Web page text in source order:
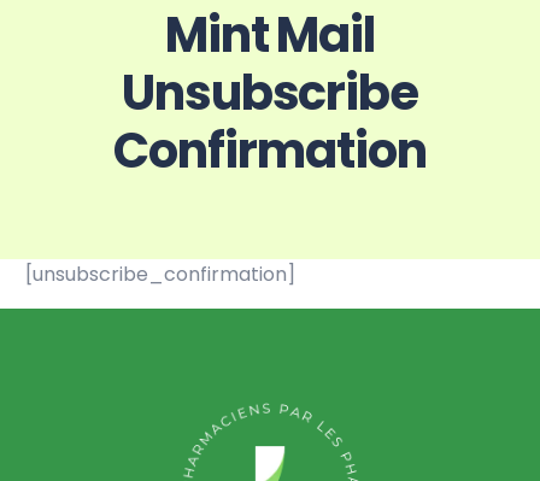
Mint Mail
Unsubscribe
Confirmation
[unsubscribe_confirmation]